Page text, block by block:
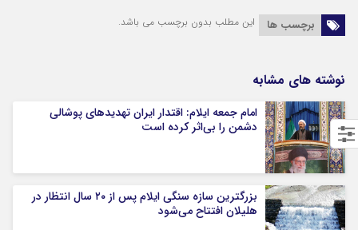
برچسب ها این مطلب بدون برچسب می باشد.
نوشته های مشابه
امام جمعه ایلام: اقتدار ایران تهدیدهای پوشالی
دشمن را بی‌اثر کرده است
بزرگترین سازه سنگی ایلام پس از ۲۰ سال انتظار در
هلیلان افتتاح می‌شود